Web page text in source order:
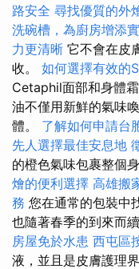
路安全 尋找優質的外
洗碗槽，為廚房增添
力更清晰 它不會在皮
收。 如何選擇有效的
Cetaphil面部和身體
油不僅用新鮮的氣味
體。 了解如何申請台
先人選擇最佳安息地
的橙色氣味包裹整個
燴的便利選擇 高雄搬
務 您在通常的包裝中
也隨著春季的到來而
房屋免於水患 西屯區
液，並且是皮膚護理